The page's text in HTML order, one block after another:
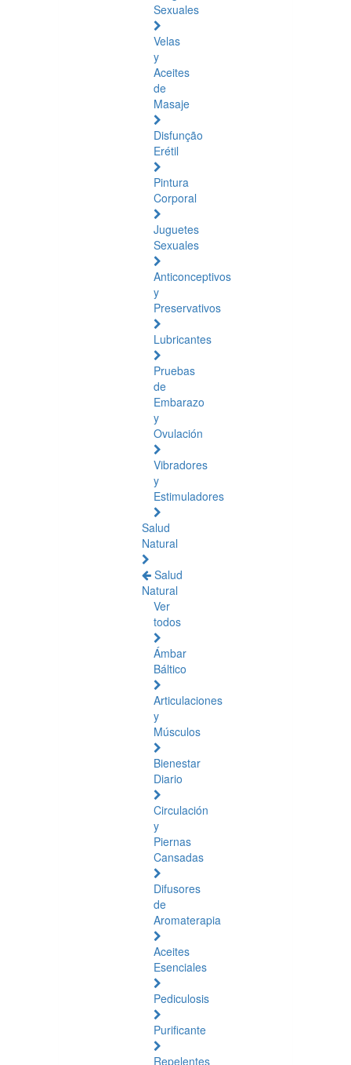
Sexuales
Velas
y
Aceites
de
Masaje
Disfunção
Erétil
Pintura
Corporal
Juguetes
Sexuales
Anticonceptivos
y
Preservativos
Lubricantes
Pruebas
de
Embarazo
y
Ovulación
Vibradores
y
Estimuladores
Salud
Natural
Salud
Natural
Ver
todos
Ámbar
Báltico
Articulaciones
y
Músculos
Bienestar
Diario
Circulación
y
Piernas
Cansadas
Difusores
de
Aromaterapia
Aceites
Esenciales
Pediculosis
Purificante
Repelentes